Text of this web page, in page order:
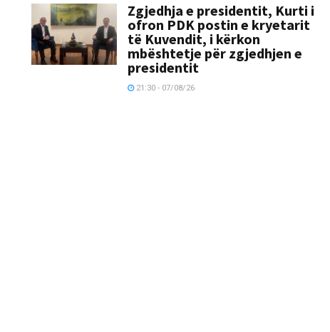
Zgjedhja e presidentit, Kurti i
ofron PDK postin e kryetarit
të Kuvendit, i kërkon
mbështetje për zgjedhjen e
presidentit
21:30 - 07/08/26